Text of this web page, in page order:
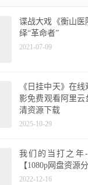
谍战大戏《衡山医
绎“革命者”
2021-07-09
《日挂中天》在
影免费观看阿里云
清资源下载
2025-10-29
我们的当打之年
【1080p网盘资源分
2022-12-16